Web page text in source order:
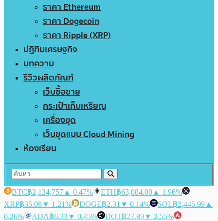
ราคา Ethereum
ราคา Dogecoin
ราคา Ripple (XRP)
ปฏิทินเศรษฐกิจ
บทความ
รีวิวผลิตภัณฑ์
เว็บซื้อขาย
กระเป๋าเก็บเหรียญ
เครื่องขุด
เว็บขุดแบบ Cloud Mining
ห้องเรียน
BTC฿2,134,757 ▲ 0.47% ETH฿63,084.00 ▲ 1.96%
XRP฿35.09▼ 1.21% DOGE฿2.31 ▼ 0.14% SOL฿2,445.99 ▲
0.26%
ADA฿6.33▼ 0.45% DOT฿27.89▼ 2.55%